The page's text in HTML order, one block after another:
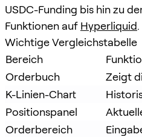
USDC-Funding bis hin zu
Funktionen auf Hyperliquid.
Wichtige Vergleichstabelle
Bereich
Orderbuch
Zeigt
K-Linien-Chart
Positionspanel
Orderbereich